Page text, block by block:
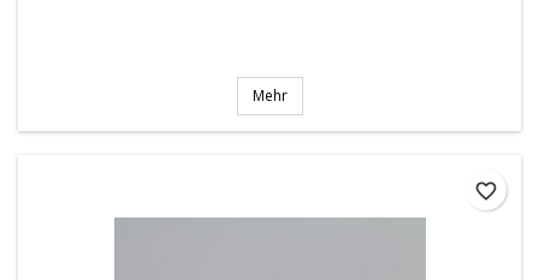
Mehr
favorite_border